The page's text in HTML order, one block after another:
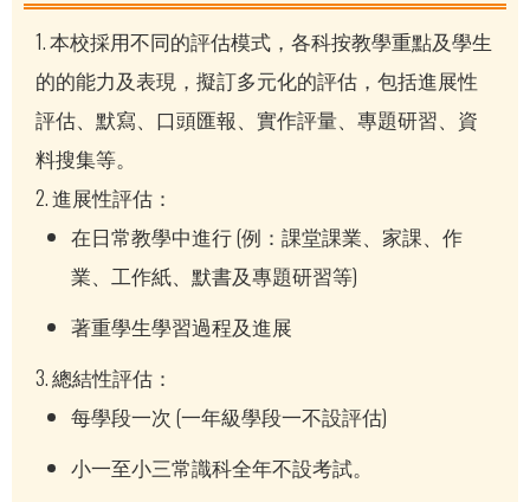
1. 本校採用不同的評估模式，各科按教學重點及學生
的的能力及表現，擬訂多元化的評估，包括進展性
評估、默寫、口頭匯報、實作評量、專題研習、資
料搜集等。
2. 進展性評估：
在日常教學中進行 (例：課堂課業、家課、作
業、工作紙、默書及專題研習等)
著重學生學習過程及進展
3. 總結性評估：
每學段一次 (一年級學段一不設評估)
小一至小三常識科全年不設考試。